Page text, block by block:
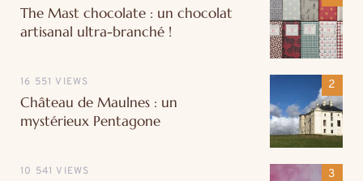
The Mast chocolate : un chocolat
artisanal ultra-branché !
16 551 VIEWS
Château de Maulnes : un
mystérieux Pentagone
10 541 VIEWS